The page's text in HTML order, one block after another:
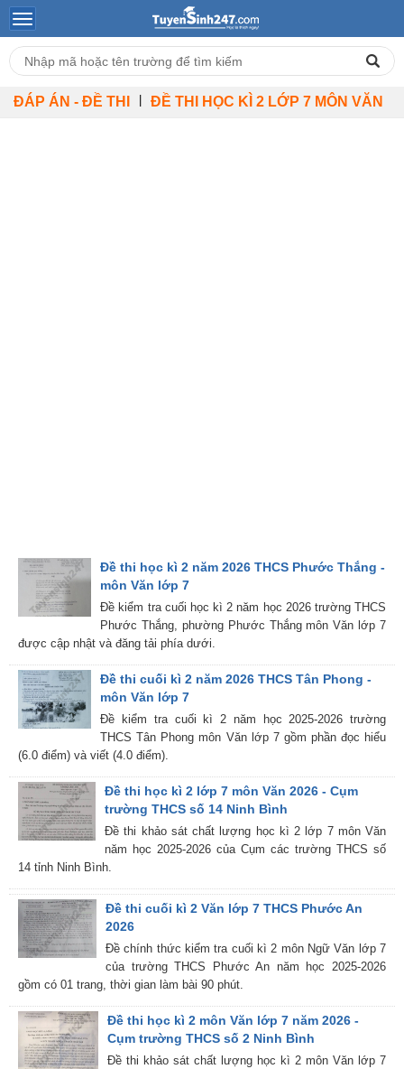
ĐÁP ÁN - ĐỀ THI ĐỀ THI HỌC KÌ 2 LỚP 7 MÔN VĂN
Đề thi học kì 2 năm 2026 THCS Phước Thắng -
môn Văn lớp 7
Đề kiểm tra cuối học kì 2 năm học 2026 trường THCS
Phước Thắng, phường Phước Thắng môn Văn lớp 7
được cập nhật và đăng tải phía dưới.
Đề thi cuối kì 2 năm 2026 THCS Tân Phong -
môn Văn lớp 7
Đề kiểm tra cuối kì 2 năm học 2025-2026 trường
THCS Tân Phong môn Văn lớp 7 gồm phần đọc hiểu
(6.0 điểm) và viết (4.0 điểm).
Đề thi học kì 2 lớp 7 môn Văn 2026 - Cụm
trường THCS số 14 Ninh Bình
Đề thi khảo sát chất lượng học kì 2 lớp 7 môn Văn
năm học 2025-2026 của Cụm các trường THCS số
14 tỉnh Ninh Bình.
Đề thi cuối kì 2 Văn lớp 7 THCS Phước An
2026
Đề chính thức kiểm tra cuối kì 2 môn Ngữ Văn lớp 7
của trường THCS Phước An năm học 2025-2026
gồm có 01 trang, thời gian làm bài 90 phút.
Đề thi học kì 2 môn Văn lớp 7 năm 2026 -
Cụm trường THCS số 2 Ninh Bình
Đề thi khảo sát chất lượng học kì 2 môn Văn lớp 7